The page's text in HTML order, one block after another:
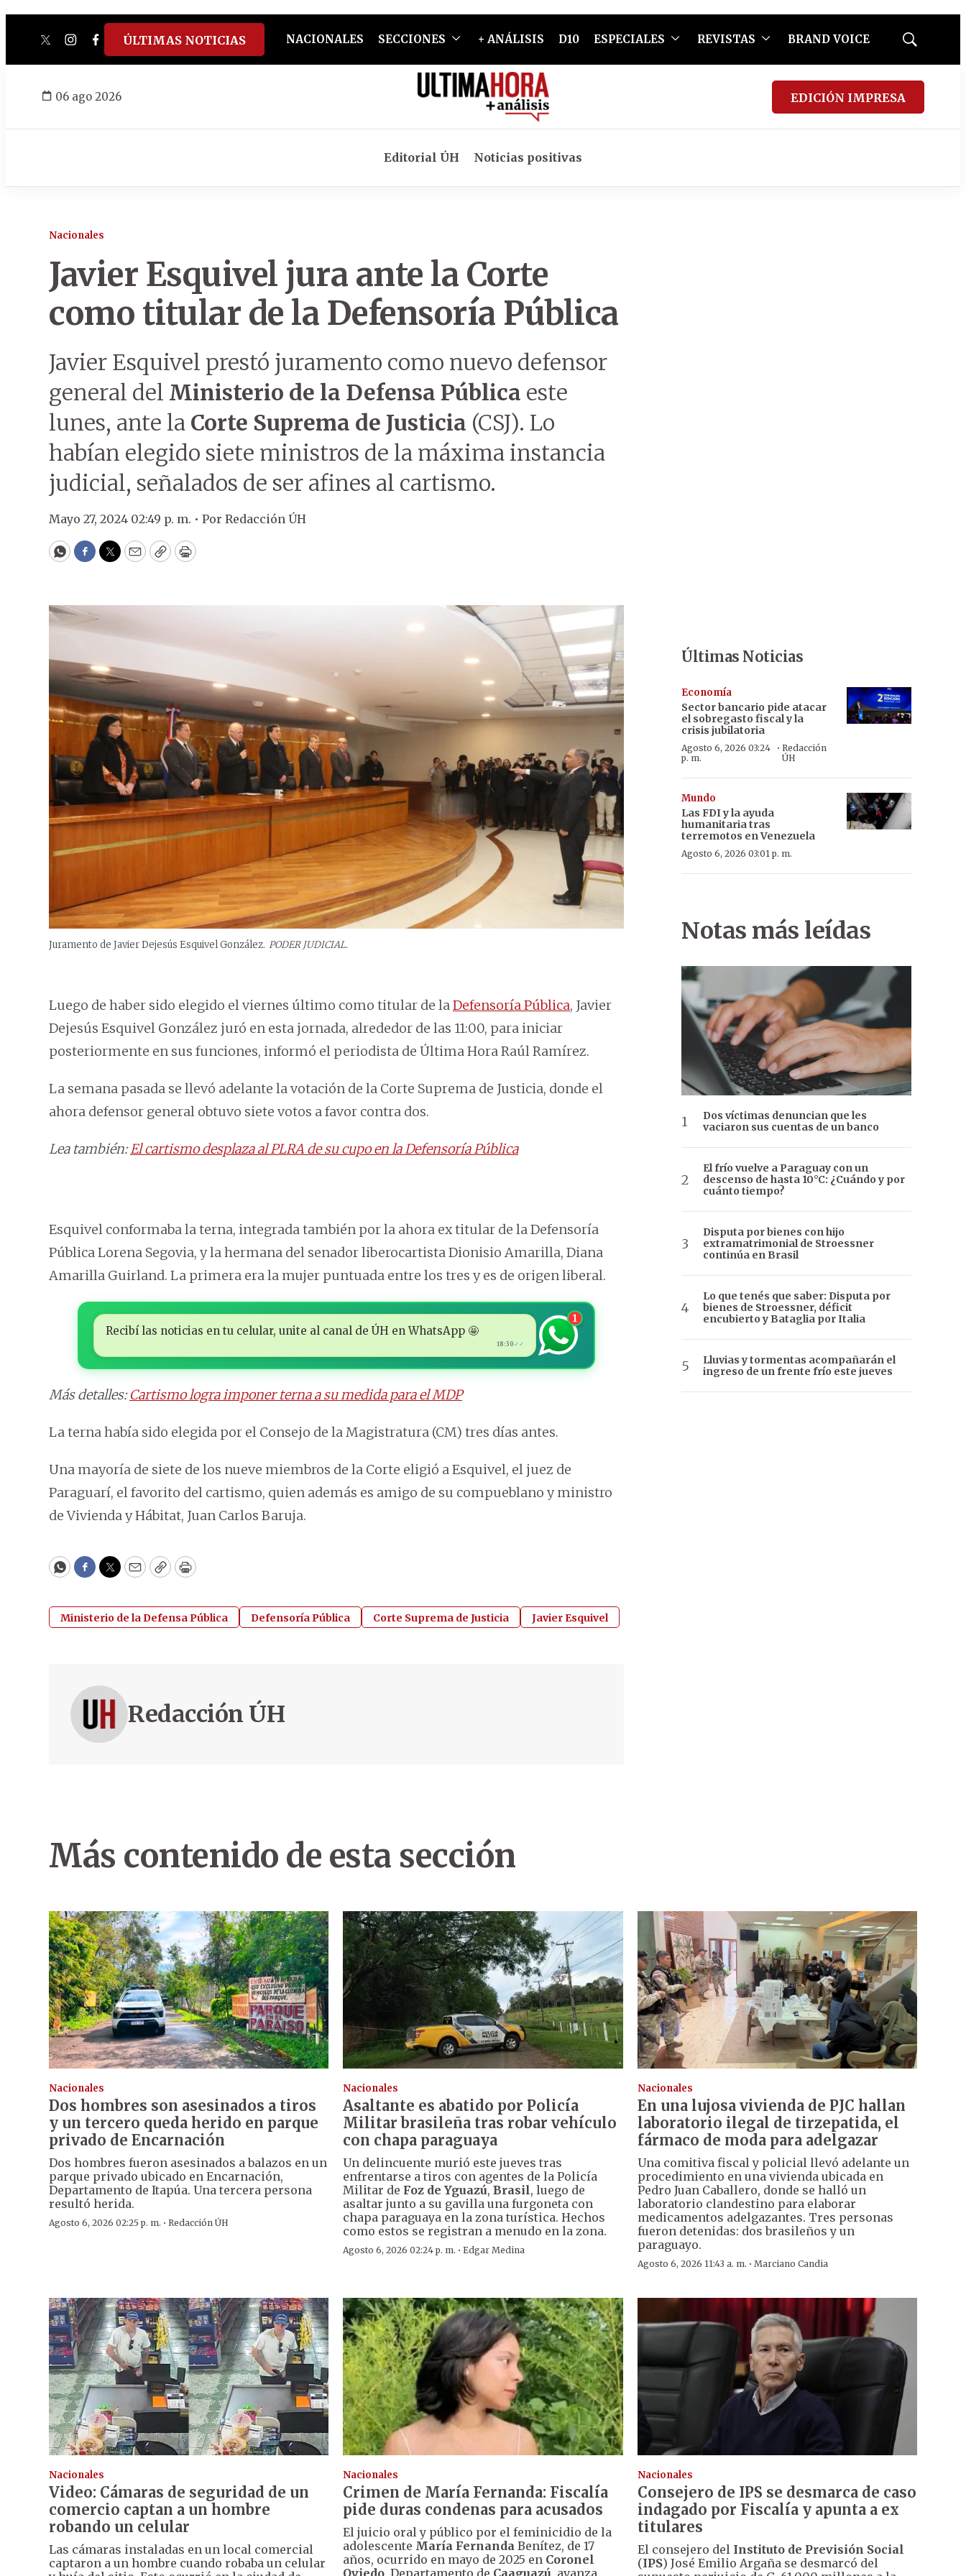
twitterinstagram
facebook
tiktokyoutube
spotify
ÚLTIMAS NOTICIAS NACIONALES SECCIONES + ANÁLISIS D10 ESPECIALES REVISTAS BRAND VOICE
Mostrar
06 ago 2026 EDICIÓN IMPRESA
Editorial ÚH Noticias positivas
Nacionales
Javier Esquivel jura ante la Corte
como titular de la Defensoría Pública
Javier Esquivel prestó juramento como nuevo defensor
general del Ministerio de la Defensa Pública este
lunes, ante la Corte Suprema de Justicia (CSJ). Lo
habían elegido siete ministros de la máxima instancia
judicial, señalados de ser afines al cartismo.
Mayo 27, 2024 02:49 p. m. • Por Redacción ÚH
WhatsApp
Facebook
Twitter
EmailCopyPrint
Juramento de Javier Dejesús Esquivel González. PODER JUDICIAL.
Luego de haber sido elegido el viernes último como titular de laDefensoría Pública, Javier
Dejesús Esquivel González juró en esta jornada, alrededor de las 11:00, para iniciar
posteriormente en sus funciones, informó el periodista de Última Hora Raúl Ramírez.
La semana pasada se llevó adelante la votación de la Corte Suprema de Justicia, donde el
ahora defensor general obtuvo siete votos a favor contra dos.
Lea también:El cartismo desplaza al PLRA de su cupo en la Defensoría Pública
Esquivel conformaba la terna, integrada también por la ahora ex titular de la Defensoría
Pública Lorena Segovia, y la hermana del senador liberocartista Dionisio Amarilla, Diana
Amarilla Guirland. La primera era la mujer puntuada entre los tres y es de origen liberal.
Recibí las noticias en tu celular, unite al canal de ÚH en WhatsApp 🤩
18:30 ✓✓
1
Más detalles:Cartismo logra imponer terna a su medida para el MDP
La terna había sido elegida por el Consejo de la Magistratura (CM) tres días antes.
Una mayoría de siete de los nueve miembros de la Corte eligió a Esquivel, el juez de
Paraguarí, el favorito del cartismo, quien además es amigo de su compueblano y ministro
de Vivienda y Hábitat, Juan Carlos Baruja.
WhatsApp
Facebook
Twitter
EmailCopyPrint
Ministerio de la Defensa Pública Defensoría Pública Corte Suprema de Justicia Javier Esquivel
Redacción ÚH
Últimas Noticias
Economía
Sector bancario pide atacar
el sobregasto fiscal y la
crisis jubilatoria
Agosto 6, 2026 03:24
p. m.
· Redacción
ÚH
Mundo
Las FDI y la ayuda
humanitaria tras
terremotos en Venezuela
Agosto 6, 2026 03:01 p. m.
Notas más leídas
Dos víctimas denuncian que les
vaciaron sus cuentas de un banco
El frío vuelve a Paraguay con un
descenso de hasta 10°C: ¿Cuándo y por
cuánto tiempo?
Disputa por bienes con hijo
extramatrimonial de Stroessner
continúa en Brasil
Lo que tenés que saber: Disputa por
bienes de Stroessner, déficit
encubierto y Bataglia por Italia
Lluvias y tormentas acompañarán el
ingreso de un frente frío este jueves
Más contenido de esta sección
Nacionales
Dos hombres son asesinados a tiros
y un tercero queda herido en parque
privado de Encarnación
Dos hombres fueron asesinados a balazos en un
parque privado ubicado en Encarnación,
Departamento de Itapúa. Una tercera persona
resultó herida.
Agosto 6, 2026 02:25 p. m. · Redacción ÚH
Nacionales
Asaltante es abatido por Policía
Militar brasileña tras robar vehículo
con chapa paraguaya
Un delincuente murió este jueves tras
enfrentarse a tiros con agentes de la Policía
Militar de Foz de Yguazú,Brasil, luego de
asaltar junto a su gavilla una furgoneta con
chapa paraguaya en la zona turística. Hechos
como estos se registran a menudo en la zona.
Agosto 6, 2026 02:24 p. m. ·Edgar Medina
Nacionales
En una lujosa vivienda de PJC hallan
laboratorio ilegal de tirzepatida, el
fármaco de moda para adelgazar
Una comitiva fiscal y policial llevó adelante un
procedimiento en una vivienda ubicada en
Pedro Juan Caballero, donde se halló un
laboratorio clandestino para elaborar
medicamentos adelgazantes. Tres personas
fueron detenidas: dos brasileños y un
paraguayo.
Agosto 6, 2026 11:43 a. m. · Marciano Candia
Nacionales
Video: Cámaras de seguridad de un
comercio captan a un hombre
robando un celular
Las cámaras instaladas en un local comercial
captaron a un hombre cuando robaba un celular
Nacionales
Crimen de María Fernanda: Fiscalía
pide duras condenas para acusados
El juicio oral y público por el feminicidio de la
adolescente María Fernanda Benítez, de 17
años, ocurrido en mayo de 2025 en Coronel
Oviedo , Departamento de Caaguazú , avanza
Nacionales
Consejero de IPS se desmarca de caso
indagado por Fiscalía y apunta a ex
titulares
El consejero del Instituto de Previsión Social
(IPS) José Emilio Argaña se desmarcó del